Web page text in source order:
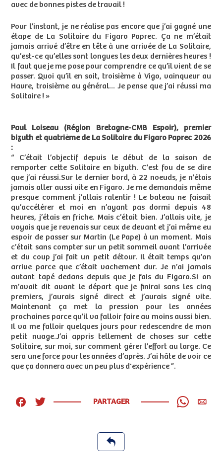
avec de bonnes pistes de travail !
Pour l’instant, je ne réalise pas encore que j’ai gagné une
étape de La Solitaire du Figaro Paprec. Ça ne m’était
jamais arrivé d’être en tête à une arrivée de La Solitaire,
qu’est-ce qu’elles sont longues les deux dernières heures !
Il faut que je me pose pour comprendre ce qu’il vient de se
passer. Quoi qu’il en soit, troisième à Vigo, vainqueur au
Havre, troisième au général… Je pense que j’ai réussi ma
Solitaire ! »
Paul Loiseau (Région Bretagne-CMB Espoir), premier
bizuth et quatrième de La Solitaire du Figaro Paprec 2026
:
“ C’était l’objectif depuis le début de la saison de
remporter cette Solitaire en bizuth. C’est fou de se dire
que j’ai réussi.Sur le dernier bord, à 22 noeuds, je n’étais
jamais aller aussi vite en Figaro. Je me demandais même
presque comment j’allais ralentir ! Le bateau ne faisait
qu’accélérer et moi en n’ayant pas dormi depuis 48
heures, j’étais en friche. Mais c’était bien. J’allais vite, je
voyais que je revenais sur ceux de devant et j’ai même eu
espoir de passer sur Martin (Le Pape) à un moment. Mais
c’était sans compter sur un petit sommeil avant l’arrivée
et du coup j’ai fait un petit détour. Il était temps qu’on
arrive parce que c’était vachement dur. Je n’ai jamais
autant tapé dedans depuis que je fais du Figaro.Si on
m’avait dit avant le départ que je finirai sans les cinq
premiers, j’aurais signé direct et j’aurais signé vite.
Maintenant ça met la pression pour les années
prochaines parce qu’il va falloir faire au moins aussi bien.
Il va me falloir quelques jours pour redescendre de mon
petit nuage.J’ai appris tellement de choses sur cette
Solitaire, sur moi, sur comment gérer l’effort au large. Ce
sera une force pour les années d’après. J’ai hâte de voir ce
que ça donnera avec un peu plus d'expérience ”.
PARTAGER